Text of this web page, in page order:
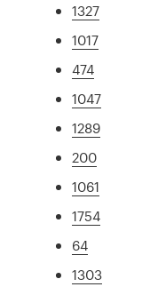
1327
1017
474
1047
1289
200
1061
1754
64
1303